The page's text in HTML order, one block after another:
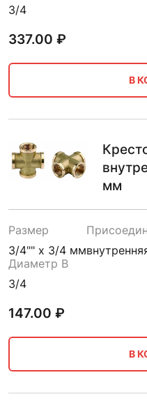
3/4
337.00 ₽
В
мм
Размер
3/4"" х 3/4 мм
Диаметр B
3/4
147.00 ₽
В